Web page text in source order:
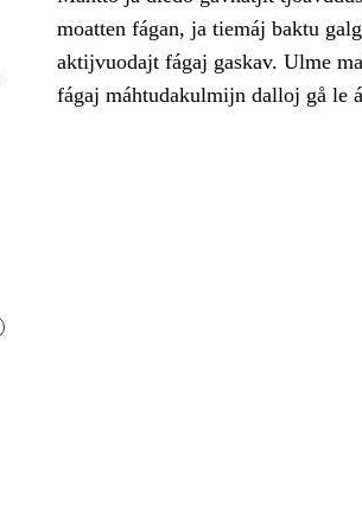
moatten fágan, ja tiemáj baktu
aktijvuodajt fágaj gaskav. Ulme
fágaj máhtudakulmijn dalloj gå le